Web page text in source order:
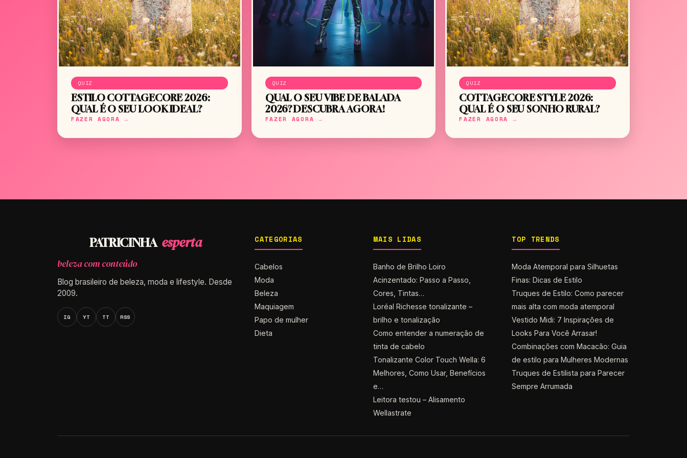
QUIZ
ESTILO COTTAGECORE 2026:
QUAL É O SEU LOOK IDEAL?
FAZER AGORA →
QUIZ
QUAL O SEU VIBE DE BALADA
2026? DESCUBRA AGORA!
FAZER AGORA →
QUIZ
COTTAGECORE STYLE 2026:
QUAL É O SEU SONHO RURAL?
FAZER AGORA →
PATRICINHA esperta
beleza com conteúdo
Blog brasileiro de beleza, moda e lifestyle. Desde
2009.
IG YT TT RSS
CATEGORIAS
Cabelos
Moda
Beleza
Maquiagem
Papo de mulher
Dieta
MAIS LIDAS
Banho de Brilho Loiro
Acinzentado: Passo a Passo,
Cores, Tintas…
Loréal Richesse tonalizante –
brilho e tonalização
Como entender a numeração de
tinta de cabelo
Tonalizante Color Touch Wella: 6
Melhores, Como Usar, Benefícios
e…
Leitora testou – Alisamento
Wellastrate
TOP TRENDS
Moda Atemporal para Silhuetas
Finas: Dicas de Estilo
Truques de Estilo: Como parecer
mais alta com moda atemporal
Vestido Midi: 7 Inspirações de
Looks Para Você Arrasar!
Combinações com Macacão: Guia
de estilo para Mulheres Modernas
Truques de Estilista para Parecer
Sempre Arrumada